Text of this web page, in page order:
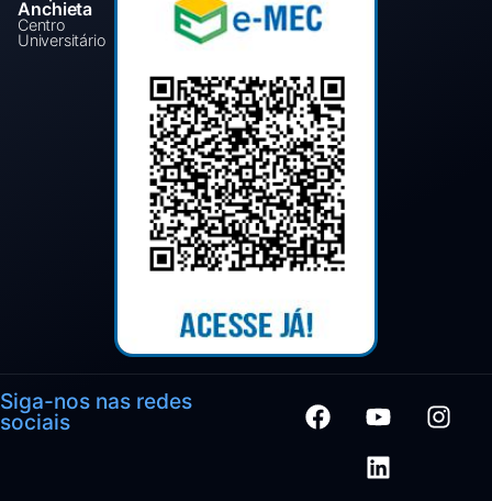
Anchieta
Centro
Universitário
Siga-nos nas redes
sociais